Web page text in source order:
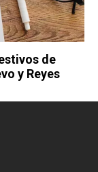
de
y Reyes